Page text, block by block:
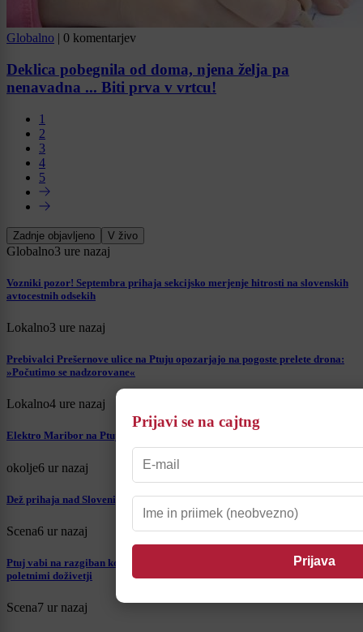
Globalno | 0 komentarjev
Deklica pobegnila od doma, njena želja pa
nenavadna ... Biti prva v vrtcu!
1
2
3
4
5
Zadnje objavljeno V živo
Globalno3 ure nazaj
Vozniki pozor! Septembra prihaja sekcijsko merjenje hitrosti na slovenskih
avtocestnih odsekih
Lokalno3 ure nazaj
Prebivalci Prešernove ulice na Ptuju opozarjajo na pogoste prelete drona:
»Počutimo se nadzorovane«
Lokalno4 ure nazaj
Elektro Maribor na Ptuju podprl delovanje dveh humanitarnih organizacij
okolje6 ur nazaj
Dež prihaja nad Slovenijo, a ne povsod: preverite, kje bo padavin največ
Scena6 ur nazaj
Ptuj vabi na razgiban konec tedna z žonglerskim spektaklom, glasbo in
poletnimi doživetji
Scena7 ur nazaj
Prijavi se na cajtng